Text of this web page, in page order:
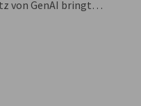
von GenAI bringt
Sicherheitslücken.